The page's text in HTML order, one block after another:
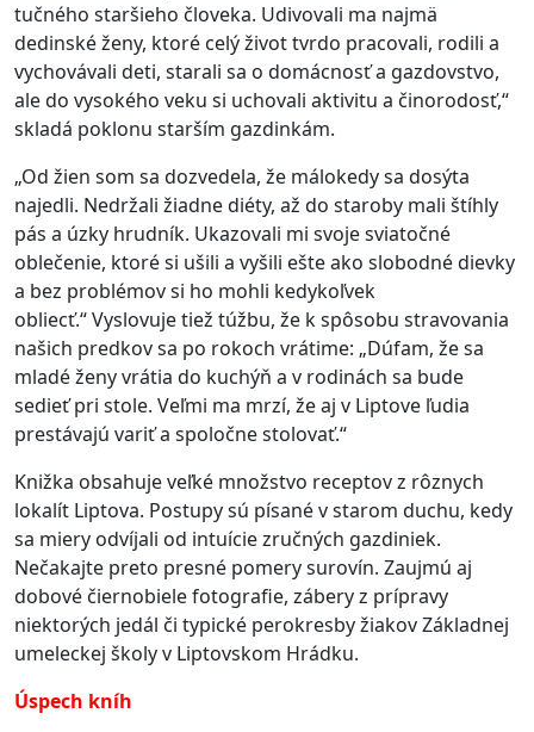
tučného staršieho človeka. Udivovali ma najmä
dedinské ženy, ktoré celý život tvrdo pracovali, rodili a
vychovávali deti, starali sa o domácnosť a gazdovstvo,
ale do vysokého veku si uchovali aktivitu a činorodosť,“
skladá poklonu starším gazdinkám.
„Od žien som sa dozvedela, že málokedy sa dosýta
najedli. Nedržali žiadne diéty, až do staroby mali štíhly
pás a úzky hrudník. Ukazovali mi svoje sviatočné
oblečenie, ktoré si ušili a vyšili ešte ako slobodné dievky
a bez problémov si ho mohli kedykoľvek
obliecť.“Vyslovuje tiež túžbu, že k spôsobu stravovania
našich predkov sa po rokoch vrátime: „Dúfam, že sa
mladé ženy vrátia do kuchýň a v rodinách sa bude
sedieť pri stole. Veľmi ma mrzí, že aj v Liptove ľudia
prestávajú variť a spoločne stolovať.“
Knižka obsahuje veľké množstvo receptov z rôznych
lokalít Liptova. Postupy sú písané v starom duchu, kedy
sa miery odvíjali od intuície zručných gazdiniek.
Nečakajte preto presné pomery surovín. Zaujmú aj
dobové čiernobiele fotografie, zábery z prípravy
niektorých jedál či typické perokresby žiakov Základnej
umeleckej školy v Liptovskom Hrádku.
Úspech kníh